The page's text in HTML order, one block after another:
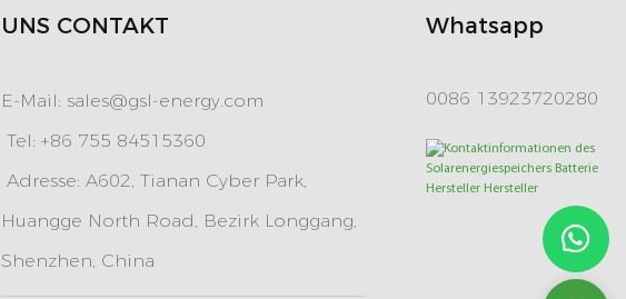
UNS CONTAKT
E-Mail: sales@gsl-energy.com
Tel: +86 755 84515360
Adresse: A602, Tianan Cyber ​​Park,
Huangge North Road, Bezirk Longgang,
Shenzhen, China
Whatsapp
0086 13923720280